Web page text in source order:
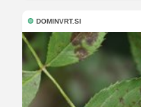
DOMINVRT.SI